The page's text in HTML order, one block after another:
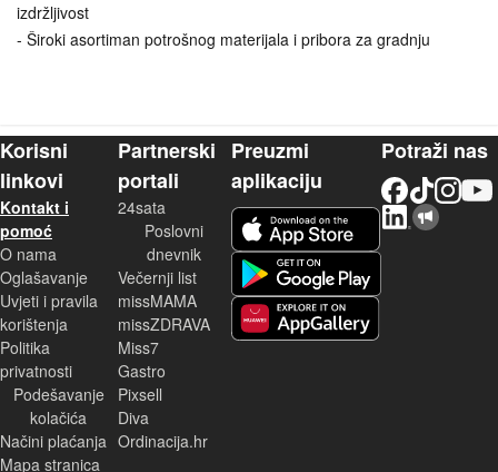
izdržljivost
- Široki asortiman potrošnog materijala i pribora za gradnju
Korisni
linkovi
Kontakt i
pomoć
O nama
Oglašavanje
Uvjeti i pravila
korištenja
Politika
privatnosti
Podešavanje
kolačića
Načini plaćanja
Mapa stranica
Partnerski
portali
24sata
Poslovni
dnevnik
Večernji list
missMAMA
missZDRAVA
Miss7
Gastro
Pixsell
Diva
Ordinacija.hr
Preuzmi
aplikaciju
Potraži nas